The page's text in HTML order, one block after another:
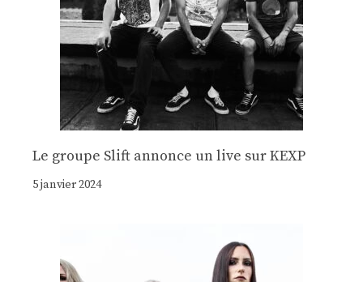
Le groupe Slift annonce un live sur KEXP
5 janvier 2024